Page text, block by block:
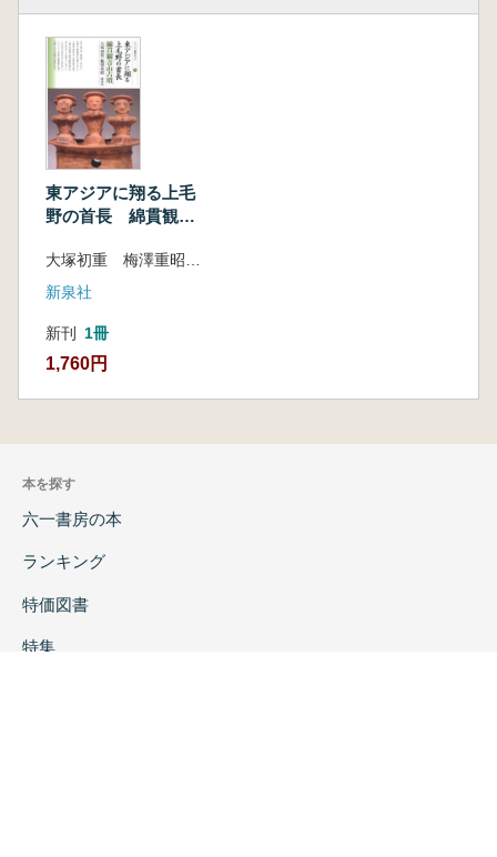
東アジアに翔る上毛
野の首長 綿貫観音
新泉社
新刊 1冊
1,760円
本を探す
六一書房の本
ランキング
特価図書
特集